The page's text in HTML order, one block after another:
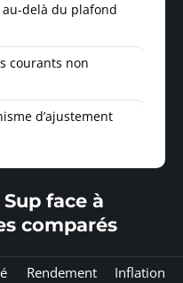
delà du plafond
courants non
d’ajustement
face à
comparés
Rendement
Inflation